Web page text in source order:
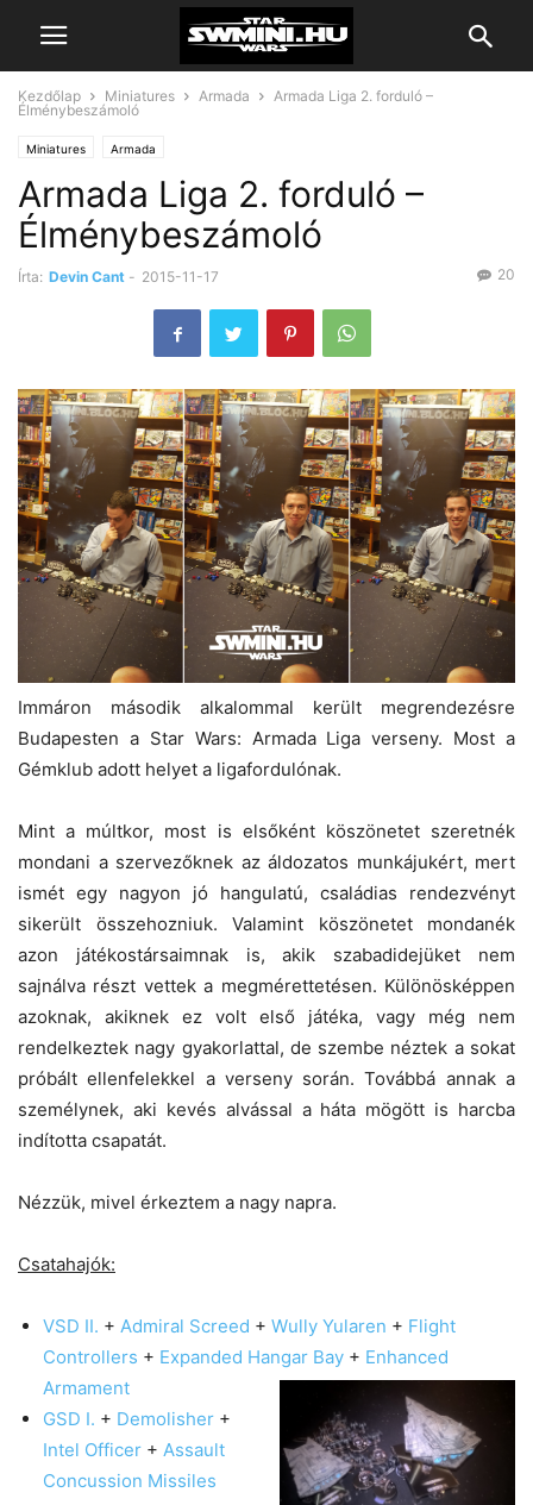
Kezdőlap Miniatures Armada
Armada Liga 2. forduló –
Élménybeszámoló
Miniatures Armada
Armada Liga 2. forduló –
Élménybeszámoló
Írta: Devin Cant - 2015-11-17 20
Immáron második alkalommal került megrendezésre
Budapesten a Star Wars: Armada Liga verseny. Most a
Gémklub adott helyet a ligafordulónak.
Mint a múltkor, most is elsőként köszönetet szeretnék
mondani a szervezőknek az áldozatos munkájukért, mert
ismét egy nagyon jó hangulatú, családias rendezvényt
sikerült összehozniuk. Valamint köszönetet mondanék
azon játékostársaimnak is, akik szabadidejüket nem
sajnálva részt vettek a megmérettetésen. Különösképpen
azoknak, akiknek ez volt első játéka, vagy még nem
rendelkeztek nagy gyakorlattal, de szembe néztek a sokat
próbált ellenfelekkel a verseny során. Továbbá annak a
személynek, aki kevés alvással a háta mögött is harcba
indította csapatát.
Nézzük, mivel érkeztem a nagy napra.
Csatahajók:
VSD II. + Admiral Screed + Wully Yularen + Flight
Controllers + Expanded Hangar Bay + Enhanced
Armament
GSD I. + Demolisher +
Intel Officer + Assault
Concussion Missiles